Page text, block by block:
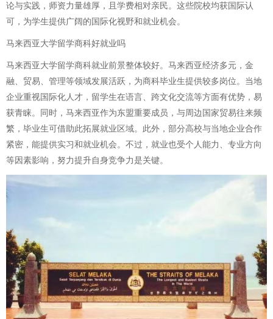
论与实践，师资力量雄厚，且学费相对亲民。这些院校均获国际认
可，为学生提供广阔的国际化视野和就业机会。
马来西亚大学留学商科好就业吗
马来西亚大学留学商科就业前景整体较好。马来西亚经济多元，金
融、贸易、管理等领域发展活跃，为商科毕业生提供较多岗位。当地
企业重视国际化人才，留学生在语言、跨文化交流等方面有优势，易
获青睐。同时，马来西亚作为东盟重要成员，与周边国家贸易往来频
繁，毕业生可借助此拓展就业区域。此外，部分高校与当地企业合作
紧密，能提供实习和就业机会。不过，就业也受个人能力、专业方向
等因素影响，努力提升自身竞争力是关键。